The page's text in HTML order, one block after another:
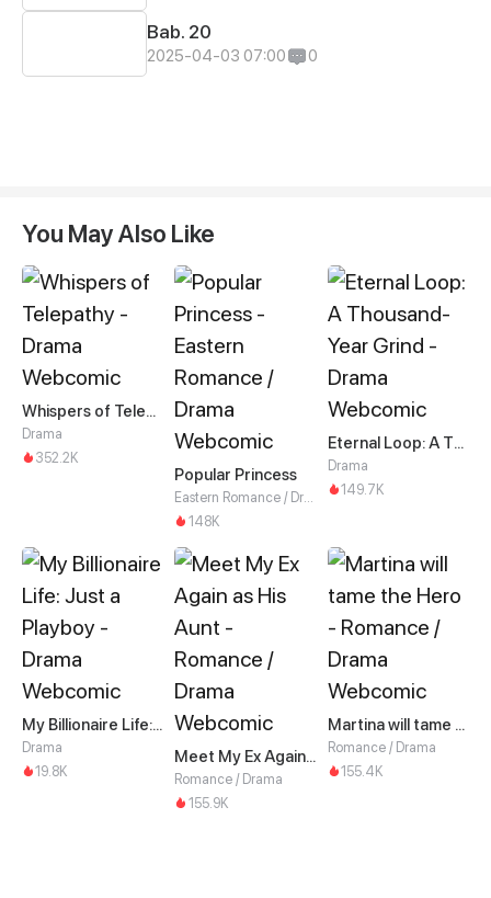
Bab. 20
2025-04-03 07:00 0
You May Also Like
Whispers of Telepathy
Drama
352.2K
Popular Princess
148K
Eternal Loop: A Thousand-Year Grind
Drama
149.7K
My Billionaire Life: Just a Playboy
Drama
19.8K
Meet My Ex Again as His Aunt
Romance / Drama
155.9K
Martina will tame the Hero
Romance / Drama
155.4K